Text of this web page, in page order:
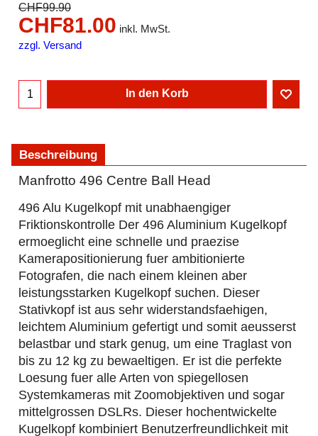
CHF99.90
CHF81.00 inkl. MwSt.
zzgl. Versand
In den Korb
Beschreibung
Manfrotto 496 Centre Ball Head
496 Alu Kugelkopf mit unabhaengiger
Friktionskontrolle Der 496 Aluminium Kugelkopf
ermoeglicht eine schnelle und praezise
Kamerapositionierung fuer ambitionierte
Fotografen, die nach einem kleinen aber
leistungsstarken Kugelkopf suchen. Dieser
Stativkopf ist aus sehr widerstandsfaehigen,
leichtem Aluminium gefertigt und somit aeusserst
belastbar und stark genug, um eine Traglast von
bis zu 12 kg zu bewaeltigen. Er ist die perfekte
Loesung fuer alle Arten von spiegellosen
Systemkameras mit Zoomobjektiven und sogar
mittelgrossen DSLRs. Dieser hochentwickelte
Kugelkopf kombiniert Benutzerfreundlichkeit mit